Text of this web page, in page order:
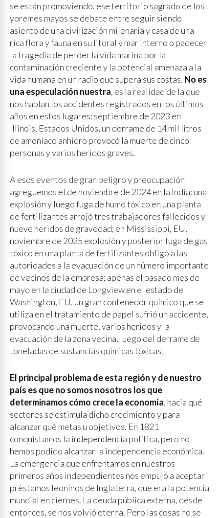
se están promoviendo, ese territorio sagrado de los
yoremes mayos se debate entre seguir siendo
asiento de una civilización milenaria y casa de una
rica flora y fauna en su litoral y mar interno o padecer
la tragedia de perder la vida marina por la
contaminación creciente y la potencial amenaza a la
vida humana en un radio que supera sus costas. No es
una especulación nuestra, es la realidad de la que
nos hablan los accidentes registrados en los últimos
años en estos lugares: septiembre de 2023 en
Illinois, Estados Unidos, un derrame de 14 mil litros
de amoníaco anhidro provocó la muerte de cinco
personas y varios heridos graves.
A esos eventos de gran peligro y preocupación
agreguemos el de noviembre de 2024 en la India: una
explosión y luego fuga de humo tóxico en una planta
de fertilizantes arrojó tres trabajadores fallecidos y
nueve heridos de gravedad; en Mississippi, EU,
noviembre de 2025 explosión y posterior fuga de gas
tóxico en una planta de fertilizantes obligó a las
autoridades a la evacuación de un número importante
de vecinos de la empresa; apenas el pasado mes de
mayo en la ciudad de Longview en el estado de
Washington, EU, un gran contenedor químico que se
utiliza en el tratamiento de papel sufrió un accidente,
provocando una muerte, varios heridos y la
evacuación de la zona vecina, luego del derrame de
toneladas de sustancias químicas tóxicas.
El principal problema de esta región y de nuestro
país es que no somos nosotros los que
determinamos cómo crece la economía, hacia qué
sectores se estimula dicho crecimiento y para
alcanzar qué metas u objetivos. En 1821
conquistamos la independencia política, pero no
hemos podido alcanzar la independencia económica.
La emergencia que enfrentamos en nuestros
primeros años independientes nos empujó a aceptar
préstamos leoninos de Inglaterra, que era la potencia
mundial en ciernes. La deuda pública externa, desde
entonces, se nos volvió eterna. Pero las cosas no se